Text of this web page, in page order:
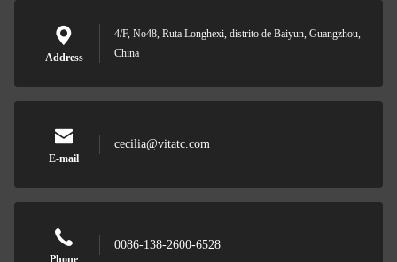
Address
4/F, No48, Ruta Longhexi, distrito de Baiyun, Guangzhou,
China
E-mail
cecilia@vitatc.com
0086-138-2600-6528